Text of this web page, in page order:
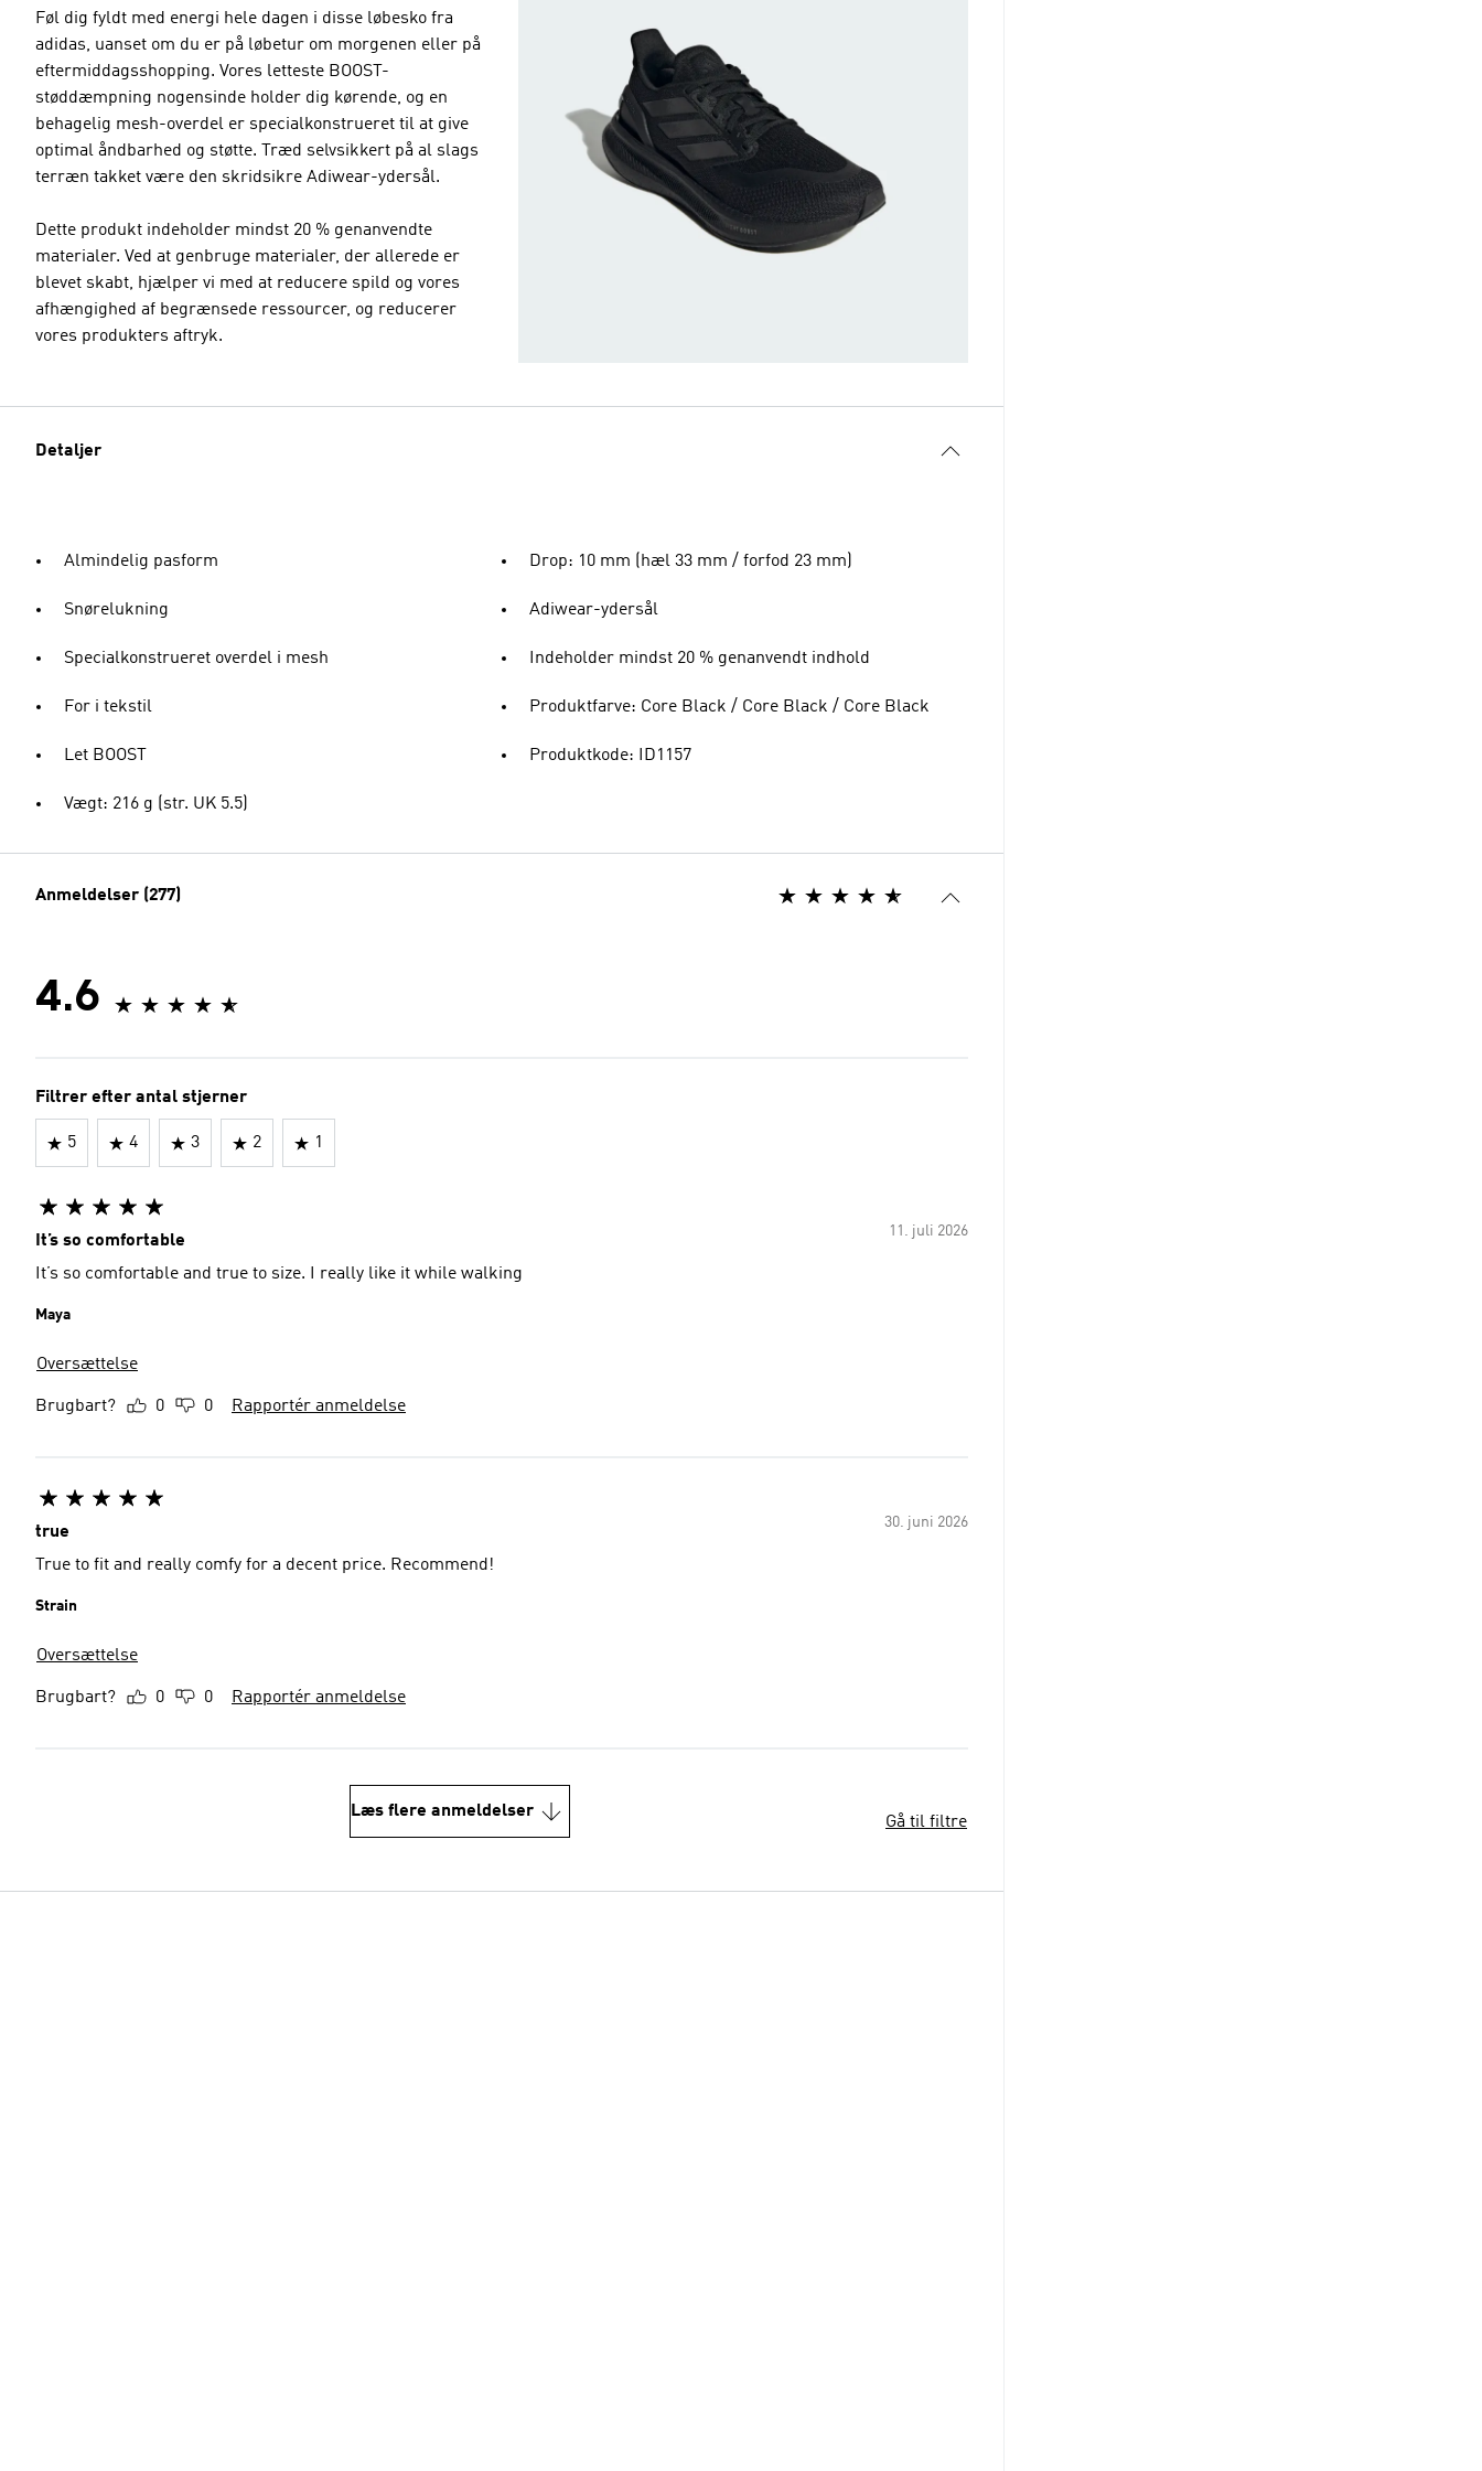
Føl dig fyldt med energi hele dagen i disse løbesko fra
adidas, uanset om du er på løbetur om morgenen eller på
eftermiddagsshopping. Vores letteste BOOST-
støddæmpning nogensinde holder dig kørende, og en
behagelig mesh-overdel er specialkonstrueret til at give
optimal åndbarhed og støtte. Træd selvsikkert på al slags
terræn takket være den skridsikre Adiwear-ydersål.
Dette produkt indeholder mindst 20 % genanvendte
materialer. Ved at genbruge materialer, der allerede er
blevet skabt, hjælper vi med at reducere spild og vores
afhængighed af begrænsede ressourcer, og reducerer
vores produkters aftryk.
Detaljer
Almindelig pasform
Snørelukning
Specialkonstrueret overdel i mesh
For i tekstil
Let BOOST
Vægt: 216 g (str. UK 5.5)
Drop: 10 mm (hæl 33 mm / forfod 23 mm)
Adiwear-ydersål
Indeholder mindst 20 % genanvendt indhold
Produktfarve: Core Black / Core Black / Core Black
Produktkode: ID1157
Anmeldelser (277)
4.6
Filtrer efter antal stjerner
5 4 3 2 1
11. juli 2026
It’s so comfortable
It’s so comfortable and true to size. I really like it while walking
Maya
Oversættelse
Brugbart? 0 0 Rapportér anmeldelse
30. juni 2026
true
True to fit and really comfy for a decent price. Recommend!
Strain
Oversættelse
Brugbart? 0 0 Rapportér anmeldelse
Læs flere anmeldelser
Gå til filtre